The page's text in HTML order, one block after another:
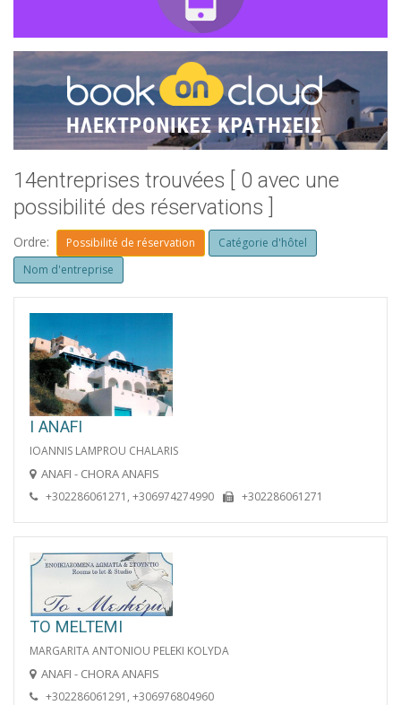
14entreprises trouvées [ 0 avec une
possibilité des réservations ]
Ordre: Possibilité de réservation
Catégorie d'hôtel
Nom d'entreprise
I ANAFI
IOANNIS LAMPROU CHALARIS
ANAFI - CHORA ANAFIS
+302286061271, +306974274990 +302286061271
TO MELTEMI
MARGARITA ANTONIOU PELEKI KOLYDA
ANAFI - CHORA ANAFIS
+302286061291, +306976804960